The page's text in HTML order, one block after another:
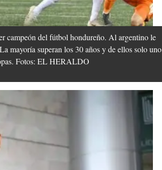
campeón del fútbol hondureño. Al argentino le
mayoría superan los 30 años y de ellos solo uno
Fotos: EL HERALDO